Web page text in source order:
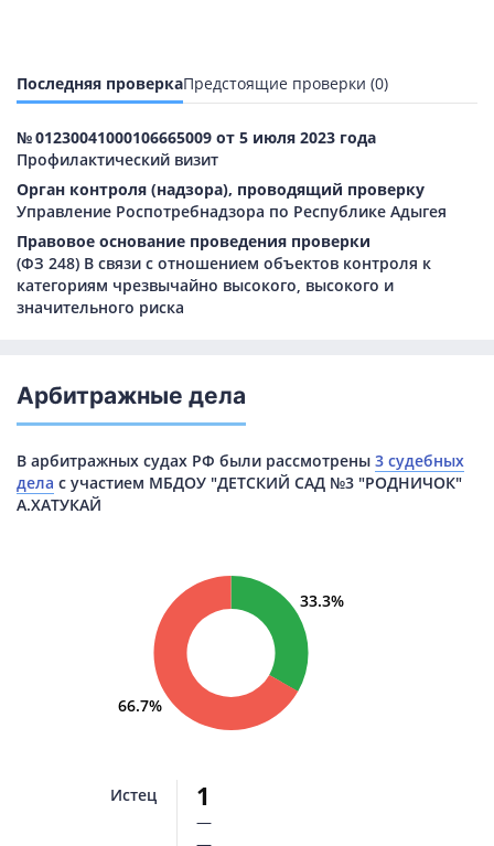
Последняя проверкаПредстоящие проверки (0)
№ 01230041000106665009 от 5 июля 2023 года
Профилактический визит
Орган контроля (надзора), проводящий проверку
Управление Роспотребнадзора по Республике Адыгея
Правовое основание проведения проверки
(ФЗ 248) В связи с отношением объектов контроля к
категориям чрезвычайно высокого, высокого и
значительного риска
Арбитражные дела
В арбитражных судах РФ были рассмотрены 3 судебных
дела с участием МБДОУ "ДЕТСКИЙ САД №3 "РОДНИЧОК"
А.ХАТУКАЙ
33.3%
66.7%
Истец 1
—